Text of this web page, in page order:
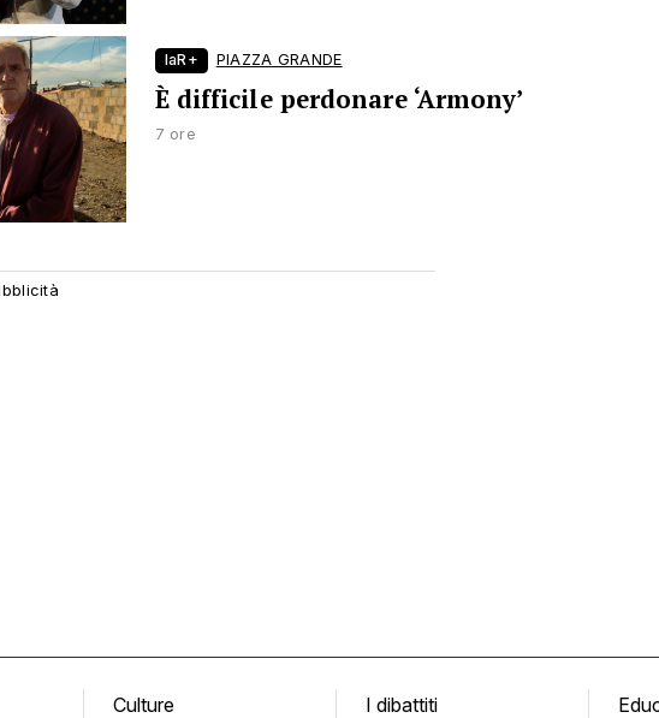
laR+ PIAZZA GRANDE
È difficile perdonare ‘Armony’
7 ore
Culture
I dibattiti